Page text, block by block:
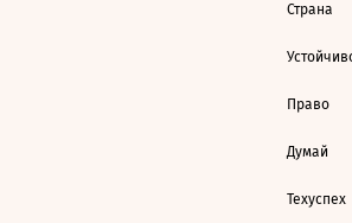
Страна
Право
Думай
Техуспех